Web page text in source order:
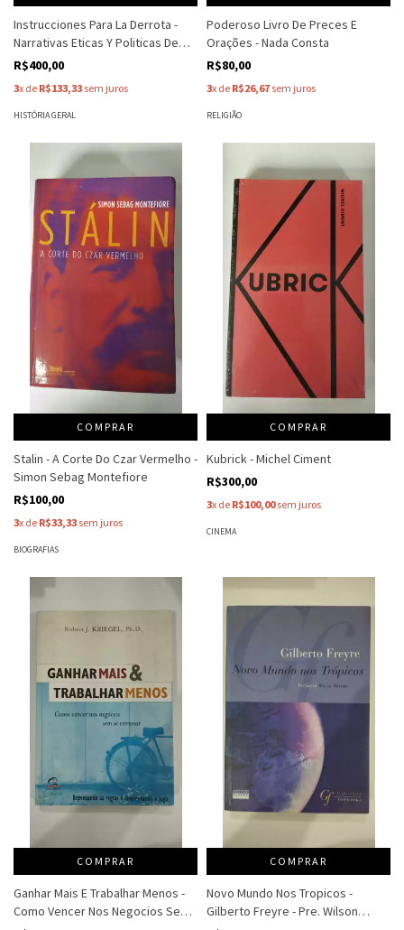
Instrucciones Para La Derrota -
Narrativas Eticas Y Politicas De
Perdedores - Ana Maria Amar
R$400,00
3x de R$133,33 sem juros
HISTÓRIA GERAL
Poderoso Livro De Preces E
Orações - Nada Consta
R$80,00
3x de R$26,67 sem juros
RELIGIÃO
COMPRAR
Stalin - A Corte Do Czar Vermelho -
Simon Sebag Montefiore
R$100,00
3x de R$33,33 sem juros
BIOGRAFIAS
COMPRAR
Kubrick - Michel Ciment
R$300,00
3x de R$100,00sem juros
CINEMA
COMPRAR
Ganhar Mais E Trabalhar Menos -
Como Vencer Nos Negocios Sem
COMPRAR
Novo Mundo Nos Tropicos -
Gilberto Freyre - Pre. Wilson